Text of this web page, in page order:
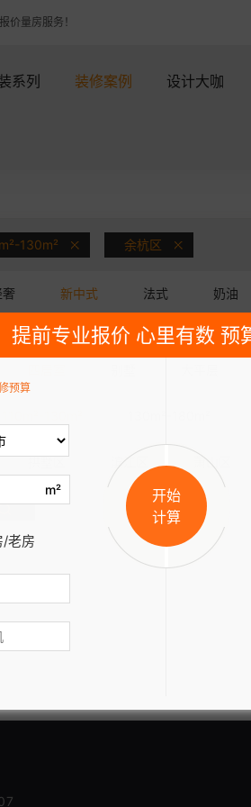
价量房服务！
系列 装修案例 设计大咖
130m² 余杭区
奢 新中式 法式 奶油
拱墅区 滨江区 萧山区
提前专业报价 心里有数 预
预算
m²
/老房
开始
计算